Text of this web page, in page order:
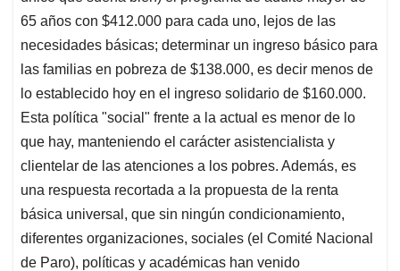
65 años con $412.000 para cada uno, lejos de las
necesidades básicas; determinar un ingreso básico para
las familias en pobreza de $138.000, es decir menos de
lo establecido hoy en el ingreso solidario de $160.000.
Esta política "social" frente a la actual es menor de lo
que hay, manteniendo el carácter asistencialista y
clientelar de las atenciones a los pobres. Además, es
una respuesta recortada a la propuesta de la renta
básica universal, que sin ningún condicionamiento,
diferentes organizaciones, sociales (el Comité Nacional
de Paro), políticas y académicas han venido